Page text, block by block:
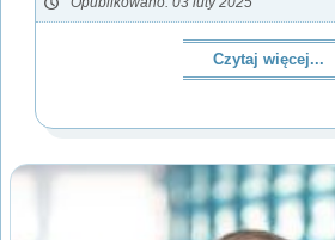
Czytaj więcej...